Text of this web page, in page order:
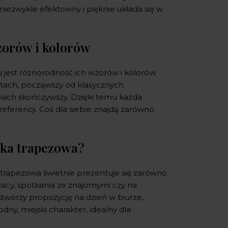
efektowny i pięknie układa się w
i kolorów
różnorodność ich wzorów i kolorów.
począwszy od klasycznych
skończywszy. Dzięki temu każda
Coś dla siebie znajdą zarówno
trapezowa?
świetnie prezentuje się zarówno
spotkania ze znajomymi czy na
propozycję na dzień w biurze,
miejski charakter, idealny dla